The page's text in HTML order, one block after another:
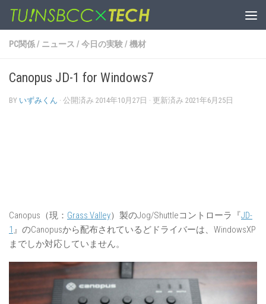
コンテンツへスキップ
PC関係/ ニュース / 今日の実験/ 機材
Canopus JD-1 for Windows7
BY いずみくん · 公開済み 2014年10月27日 · 更新済み 2021年6月25日
Canopus（現： Grass Valley）製のJog/Shuttleコントローラ『JD-
1 』のCanopusから配布されているどドライバーは、WindowsXP
までしか対応していません。